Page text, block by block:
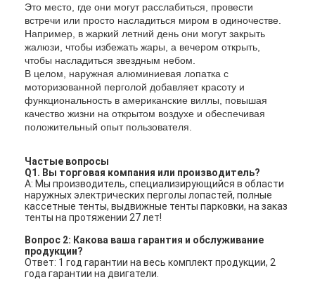
Это место, где они могут расслабиться, провести
встречи или просто насладиться миром в одиночестве.
Например, в жаркий летний день они могут закрыть
жалюзи, чтобы избежать жары, а вечером открыть,
чтобы насладиться звездным небом.
В целом, наружная алюминиевая лопатка с
моторизованной перголой добавляет красоту и
функциональность в американские виллы, повышая
качество жизни на открытом воздухе и обеспечивая
положительный опыт пользователя.
Частые вопросы
Q1. Вы торговая компания или производитель?
A: Мы производитель, специализирующийся в области
наружных электрических перголы лопастей, полные
кассетные тенты, выдвижные тенты парковки, на заказ
тенты на протяжении 27 лет!
Вопрос 2: Какова ваша гарантия и обслуживание
продукции?
Ответ: 1 год гарантии на весь комплект продукции, 2
года гарантии на двигатели.